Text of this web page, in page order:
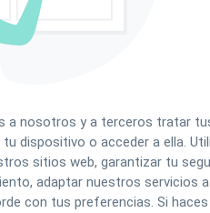
a nosotros y a terceros tratar
dispositivo o acceder a ella.
sitios web, garantizar tu
adaptar nuestros servicios
con tus preferencias. Si haces